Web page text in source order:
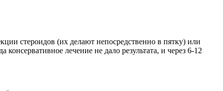
стероидов (их делают непосредственно в пятку) или
лечение не дало результата, и через 6-12